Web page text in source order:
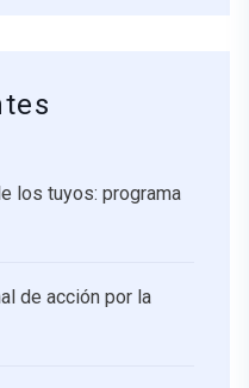
los tuyos: programa
de acción por la